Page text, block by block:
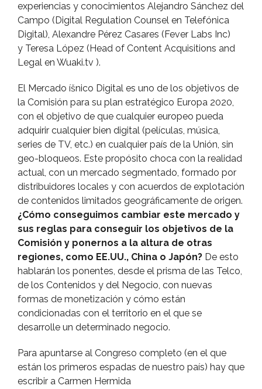
experiencias y conocimientos Alejandro Sánchez del
Campo (Digital Regulation Counsel en Telefónica
Digital), Alexandre Pérez Casares (Fever Labs Inc)
y Teresa López (Head of Content Acquisitions and
Legal en Wuaki.tv ).
El Mercado íšnico Digital es uno de los objetivos de
la Comisión para su plan estratégico Europa 2020,
con el objetivo de que cualquier europeo pueda
adquirir cualquier bien digital (pelí­culas, música,
series de TV, etc.) en cualquier paí­s de la Unión, sin
geo-bloqueos. Este propósito choca con la realidad
actual, con un mercado segmentado, formado por
distribuidores locales y con acuerdos de explotación
de contenidos limitados geográficamente de origen.
¿Cómo conseguimos cambiar este mercado y
sus reglas para conseguir los objetivos de la
Comisión y ponernos a la altura de otras
regiones, como EE.UU., China o Japón? De esto
hablarán los ponentes, desde el prisma de las Telco,
de los Contenidos y del Negocio, con nuevas
formas de monetización y cómo están
condicionadas con el territorio en el que se
desarrolle un determinado negocio.
Para apuntarse al Congreso completo (en el que
están los primeros espadas de nuestro paí­s) hay que
escribir a Carmen Hermida